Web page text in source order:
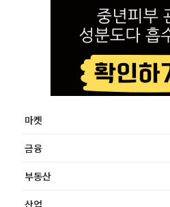
마켓
금융
부동산
산업